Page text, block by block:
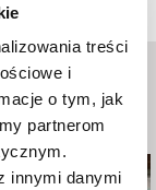
treści
i
o tym, jak
partnerom
innymi danymi